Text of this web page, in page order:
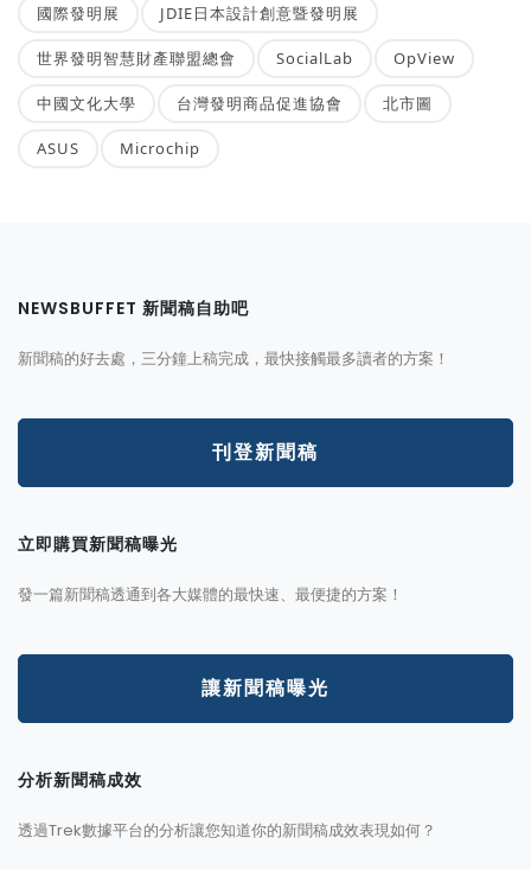
國際發明展 JDIE日本設計創意暨發明展
世界發明智慧財產聯盟總會 SocialLab OpView
中國文化大學 台灣發明商品促進協會 北市圖
ASUS Microchip
NEWSBUFFET 新聞稿自助吧
新聞稿的好去處，三分鐘上稿完成，最快接觸最多讀者的方案！
刊登新聞稿
立即購買新聞稿曝光
發一篇新聞稿透通到各大媒體的最快速、最便捷的方案！
讓新聞稿曝光
分析新聞稿成效
透過Trek數據平台的分析讓您知道你的新聞稿成效表現如何？